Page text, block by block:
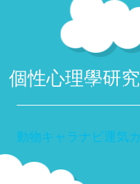
個性心理學研
HAPPY 支局
動物キャラナビ運気